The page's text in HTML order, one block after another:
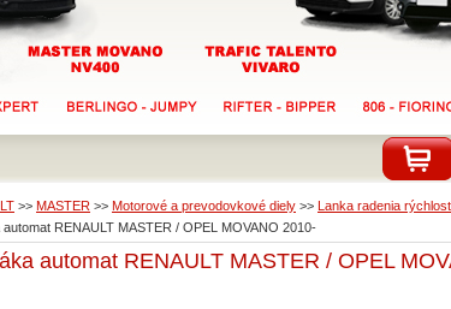
>> MASTER >> Motorové a prevodovkové diely >> Lanka radenia
RENAULT MASTER / OPEL MOVANO 2010-
automat RENAULT MASTER / OPEL